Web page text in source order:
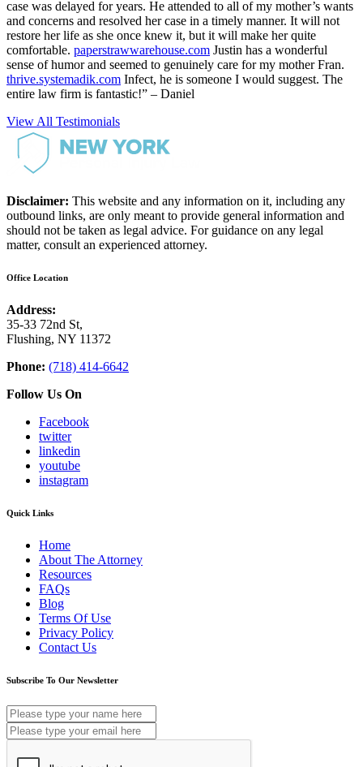
case was delayed for years. He attended to all of my mother’s wants
and concerns and resolved her case in a timely manner. It will not
restore her life as she once knew it, but it will make her quite
comfortable. paperstrawwarehouse.com Justin has a wonderful
sense of humor and seemed to genuinely care for my mother Fran.
thrive.systemadik.com Infect, he is someone I would suggest. The
entire law firm is fantastic!” – Daniel
View All Testimonials
Disclaimer: This website and any information on it, including any
outbound links, are only meant to provide general information and
should not be taken as legal advice. For guidance on any legal
matter, consult an experienced attorney.
Office Location
Address:
35-33 72nd St,
Flushing, NY 11372
Phone: (718) 414-6642
Follow Us On
Facebook
twitter
linkedin
youtube
instagram
Quick Links
Home
About The Attorney
Resources
FAQs
Blog
Terms Of Use
Privacy Policy
Contact Us
Subscribe To Our Newsletter